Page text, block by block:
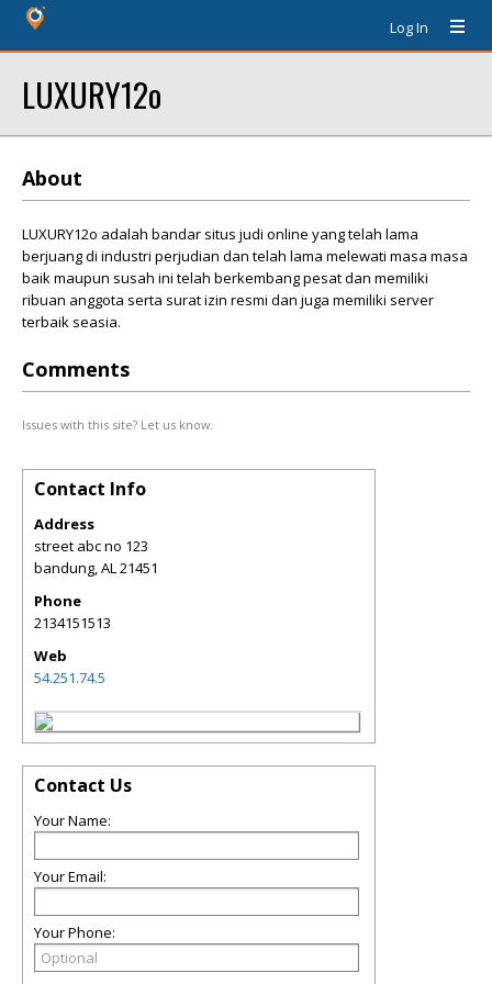
Log In
LUXURY12o
About
LUXURY12o adalah bandar situs judi online yang telah lama
berjuang di industri perjudian dan telah lama melewati masa masa
baik maupun susah ini telah berkembang pesat dan memiliki
ribuan anggota serta surat izin resmi dan juga memiliki server
terbaik seasia.
Comments
Issues with this site? Let us know.
Contact Info
Address
street abc no 123
bandung,AL21451
Phone
2134151513
Web
54.251.74.5
Contact Us
Your Name:
Your Email:
Your Phone: